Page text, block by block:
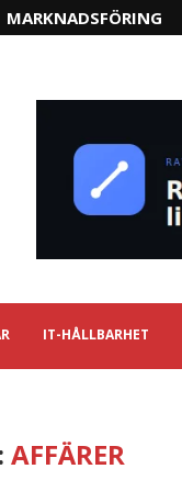
MARKNADSFÖRING
IT-HÅLLBARHET
AFFÄRER